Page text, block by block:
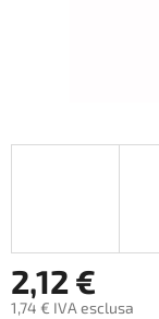
2,12 €
1,74 € IVA esclusa